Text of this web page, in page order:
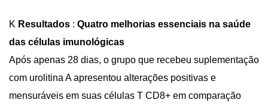
K Resultados : Quatro melhorias essenciais na saúde
das células imunológicas
Após apenas 28 dias, o grupo que recebeu suplementação
com urolitina A apresentou alterações positivas e
mensuráveis em suas células T CD8+ em comparação